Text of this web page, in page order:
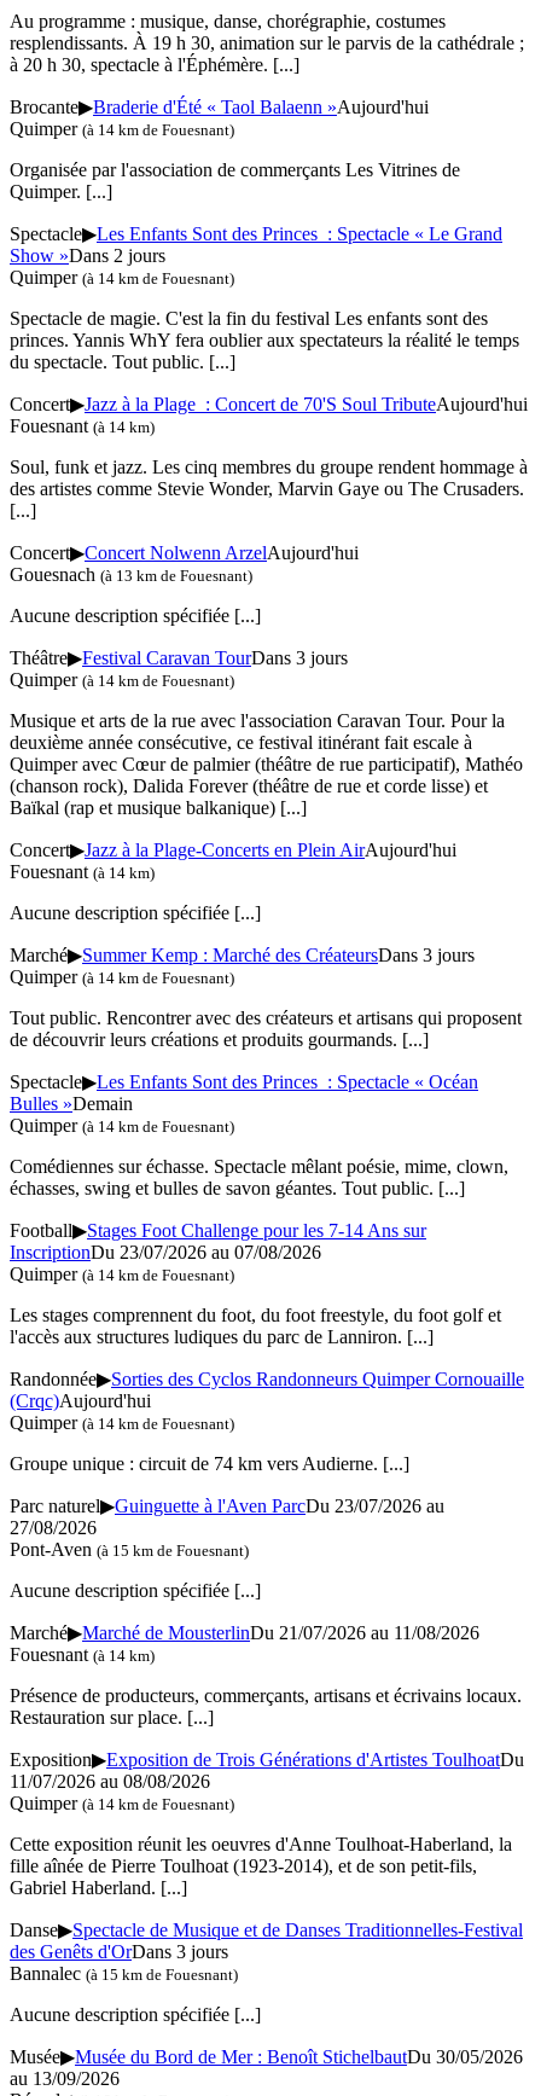
Au programme : musique, danse, chorégraphie, costumes
resplendissants. À 19 h 30, animation sur le parvis de la cathédrale ;
à 20 h 30, spectacle à l'Éphémère. [...]
Brocante▶Braderie d'Été « Taol Balaenn »Aujourd'hui
Quimper (à 14 km de Fouesnant)
Organisée par l'association de commerçants Les Vitrines de
Quimper. [...]
Spectacle▶Les Enfants Sont des Princes : Spectacle « Le Grand
Show »Dans 2 jours
Quimper (à 14 km de Fouesnant)
Spectacle de magie. C'est la fin du festival Les enfants sont des
princes. Yannis WhY fera oublier aux spectateurs la réalité le temps
du spectacle. Tout public. [...]
Concert▶Jazz à la Plage : Concert de 70'S Soul TributeAujourd'hui
Fouesnant (à 14 km)
Soul, funk et jazz. Les cinq membres du groupe rendent hommage à
des artistes comme Stevie Wonder, Marvin Gaye ou The Crusaders.
[...]
Concert▶Concert Nolwenn ArzelAujourd'hui
Gouesnach (à 13 km de Fouesnant)
Aucune description spécifiée [...]
Théâtre▶Festival Caravan TourDans 3 jours
Quimper (à 14 km de Fouesnant)
Musique et arts de la rue avec l'association Caravan Tour. Pour la
deuxième année consécutive, ce festival itinérant fait escale à
Quimper avec Cœur de palmier (théâtre de rue participatif), Mathéo
(chanson rock), Dalida Forever (théâtre de rue et corde lisse) et
Baïkal (rap et musique balkanique) [...]
Concert▶Jazz à la Plage-Concerts en Plein AirAujourd'hui
Fouesnant (à 14 km)
Aucune description spécifiée [...]
Marché▶Summer Kemp : Marché des CréateursDans 3 jours
Quimper (à 14 km de Fouesnant)
Tout public. Rencontrer avec des créateurs et artisans qui proposent
de découvrir leurs créations et produits gourmands. [...]
Spectacle▶Les Enfants Sont des Princes : Spectacle « Océan
Bulles »Demain
Quimper (à 14 km de Fouesnant)
Comédiennes sur échasse. Spectacle mêlant poésie, mime, clown,
échasses, swing et bulles de savon géantes. Tout public. [...]
Football▶Stages Foot Challenge pour les 7-14 Ans sur
InscriptionDu 23/07/2026 au 07/08/2026
Quimper (à 14 km de Fouesnant)
Les stages comprennent du foot, du foot freestyle, du foot golf et
l'accès aux structures ludiques du parc de Lanniron. [...]
Randonnée▶Sorties des Cyclos Randonneurs Quimper Cornouaille
(Crqc)Aujourd'hui
Quimper (à 14 km de Fouesnant)
Groupe unique : circuit de 74 km vers Audierne. [...]
Parc naturel▶Guinguette à l'Aven ParcDu 23/07/2026 au
27/08/2026
Pont-Aven (à 15 km de Fouesnant)
Aucune description spécifiée [...]
Marché▶Marché de MousterlinDu 21/07/2026 au 11/08/2026
Fouesnant (à 14 km)
Présence de producteurs, commerçants, artisans et écrivains locaux.
Restauration sur place. [...]
Exposition▶Exposition de Trois Générations d'Artistes ToulhoatDu
11/07/2026 au 08/08/2026
Quimper (à 14 km de Fouesnant)
Cette exposition réunit les oeuvres d'Anne Toulhoat-Haberland, la
fille aînée de Pierre Toulhoat (1923-2014), et de son petit-fils,
Gabriel Haberland. [...]
Danse▶Spectacle de Musique et de Danses Traditionnelles-Festival
des Genêts d'OrDans 3 jours
Bannalec (à 15 km de Fouesnant)
Aucune description spécifiée [...]
Musée▶Musée du Bord de Mer : Benoît StichelbautDu 30/05/2026
au 13/09/2026